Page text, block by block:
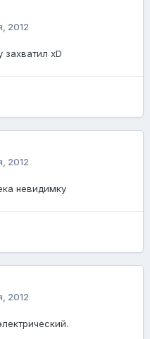
2012
захватил xD
2012
невидимку
2012